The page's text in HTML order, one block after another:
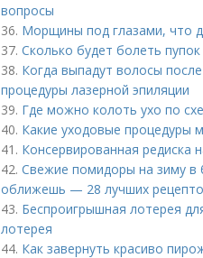
вопросы
36. Морщины под глазами, что
37. Сколько будет болеть
38. Когда выпадут волосы
процедуры лазерной эпиляции
39. Где можно колоть ухо по
40. Какие уходовые процедуры
41. Консервированная редиска
42. Свежие помидоры на зиму в
оближешь — 28 лучших
43. Беспроигрышная лотерея
лотерея
44. Как завернуть красиво